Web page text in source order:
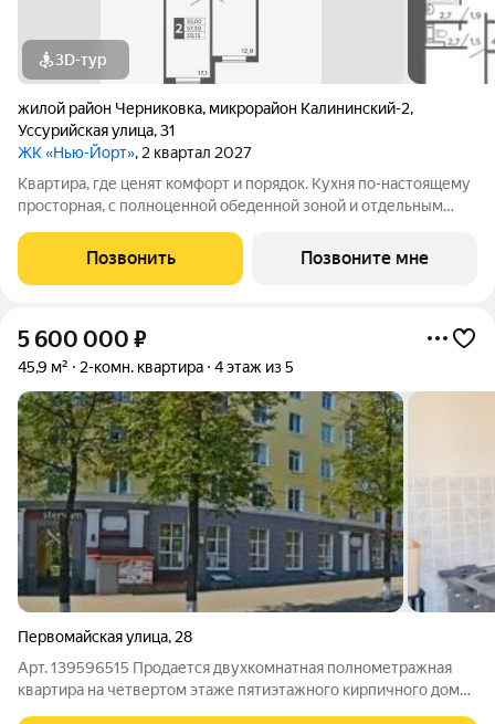
3D-тур
жилой район Черниковка, микрорайон Калининский-2,
Уссурийская улица,31
ЖК «Нью-Йорт», 2 квартал 2027
Квартира, где ценят комфорт и порядок. Кухня по-настоящему
просторная, с полноценной обеденной зоной и отдельным
ужин, пока семья за столом, а также в любой момент выйти на
лоджию подышать
Позвонить Позвоните мне
5 600 000 ₽
45,9 м² 2-комн. квартира 4 этаж из 5
Первомайская улица, 28
Арт. 139596515 Продается двухкомнатная полнометражная
квартира на четвертом этаже пятиэтажного кирпичного дома